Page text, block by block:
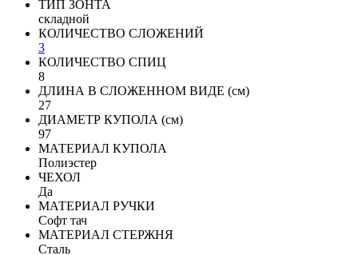
ТИП ЗОНТА
складной
КОЛИЧЕСТВО СЛОЖЕНИЙ
3
КОЛИЧЕСТВО СПИЦ
8
ДЛИНА В СЛОЖЕННОМ ВИДЕ (см)
27
ДИАМЕТР КУПОЛА (см)
97
МАТЕРИАЛ КУПОЛА
Полиэстер
ЧЕХОЛ
Да
МАТЕРИАЛ РУЧКИ
Софт тач
МАТЕРИАЛ СТЕРЖНЯ
Сталь